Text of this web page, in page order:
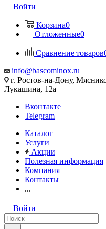
Войти
Корзина0
Отложенные0
Сравнение товаров
info@bascominox.ru
г. Ростов-на-Дону,
Лукашина, 12а
Вконтакте
Telegram
Каталог
Услуги
Акции
Полезная информация
Компания
Контакты
...
Войти